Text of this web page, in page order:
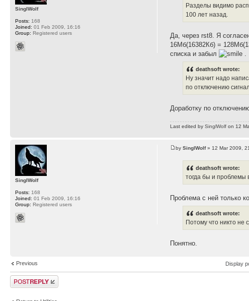
Разделы видимо
100 лет назад.
Да, через rst8. Я
16Мб(16382Кб) =
списка и забыл
deathsoft wrote:
Ну значит надо
по отключению
Доработку по
Last edited bySinglWolf on 12
SinglWolf
Posts: 168
Joined: 01 Feb 2009, 16:16
Group: Registered users
bySinglWolf» 12 Mar 2009,
deathsoft wrote:
тогда бы и проблемы
Проблема с ней только
deathsoft wrote:
Потому что никто не
Понятно.
SinglWolf
Posts: 168
Joined: 01 Feb 2009, 16:16
Group: Registered users
Previous Display
Post a reply